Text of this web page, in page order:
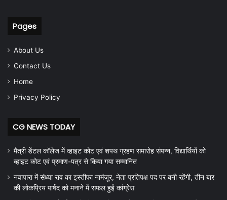
Pages
About Us
Contact Us
Home
Privacy Policy
CG NEWS TODAY
मैत्री डेंटल कॉलेज में व्हाइट कोट एवं शपथ ग्रहण समारोह संपन्न, विद्यार्थियों को
व्हाइट कोट एवं प्रमाण-पत्र से किया गया सम्मानित
नवापारा में संध्या राव का इस्तीफा नामंजूर, नेता प्रतिपक्ष पद पर बनी रहेंगी, तीन बार
की लोकप्रिय पार्षद को मनाने में सफल हुई कांग्रेस